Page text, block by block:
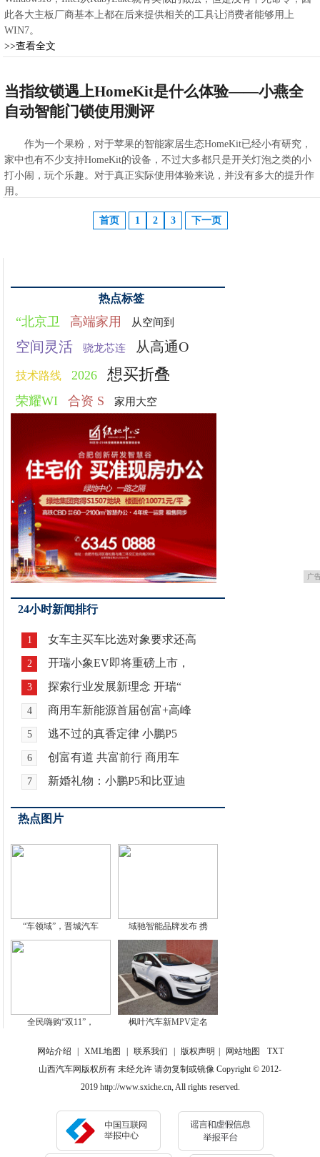
此各大主板厂商基本上都在后来提供相关的工具让消费者能够用上
WIN7。
>>查看全文
当指纹锁遇上HomeKit是什么体验——小燕全
自动智能门锁使用测评
作为一个果粉，对于苹果的智能家居生态HomeKit已经小有研究，
家中也有不少支持HomeKit的设备，不过大多都只是开关灯泡之类的小
打小闹，玩个乐趣。对于真正实际使用体验来说，并没有多大的提升作
用。
首页 1 2 3 下一页
热点标签
“北京卫 高端家用 从空间到
空间灵活 骁龙芯连 从高通O
技术路线 2026 想买折叠
荣耀WI 合资 S 家用大空
广
24小时新闻排行
1 女车主买车比选对象要求还高
2 开瑞小象EV即将重磅上市，
3 探索行业发展新理念 开瑞“
4 商用车新能源首届创富+高峰
5 逃不过的真香定律 小鹏P5
6 创富有道 共富前行 商用车
7 新婚礼物：小鹏P5和比亚迪
热点图片
“车领域”，晋城汽车 域驰智能品牌发布 携
全民嗨购“双11”， 枫叶汽车新MPV定名
网站介绍 XML地图 联系我们 版权声明 网站地图
TXT
山西汽车网版权所有 未经允许 请勿复制或镜像 Copyright © 2012-
2019 http://www.sxiche.cn, All rights reserved.